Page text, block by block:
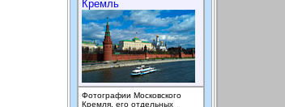
Кремль
Фотографии Московского
Кремля, его отдельных